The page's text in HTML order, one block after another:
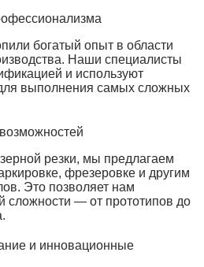
богатый опыт в области
Наши специалисты
и используют
выполнения самых сложных
резки, мы предлагаем
фрезеровке и другим
Это позволяет нам
сложности — от прототипов до
и инновационные